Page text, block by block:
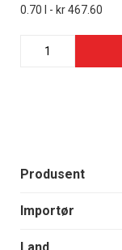
Produsent
Importør
0.70 l - kr 467.60